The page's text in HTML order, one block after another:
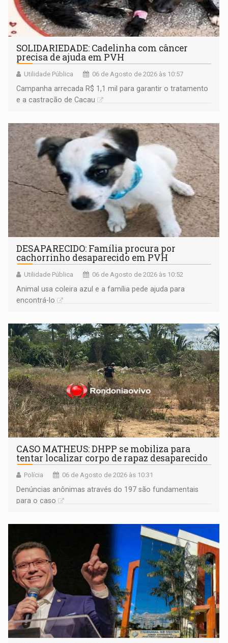
SOLIDARIEDADE: Cadelinha com câncer
precisa de ajuda em PVH
Utilidade Pública 06 de Agosto de 2026 às 10:57
Campanha arrecada R$ 1,1 mil para garantir o tratamento
e a castração de Cacau
DESAPARECIDO: Família procura por
cachorrinho desaparecido em PVH
Utilidade Pública 06 de Agosto de 2026 às 10:52
Animal usa coleira azul e a família pede ajuda para
encontrá-lo
CASO MATHEUS: DHPP se mobiliza para
tentar localizar corpo de rapaz desaparecido
Polícia 06 de Agosto de 2026 às 10:31
Denúncias anônimas através do 197 são fundamentais
para o caso